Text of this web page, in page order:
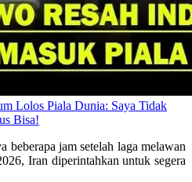
Lolos Piala Dunia: Saya Tidak
Bisa!
beberapa jam setelah laga melawan
Iran diperintahkan untuk segera